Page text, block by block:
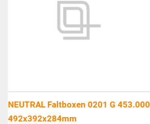
NEUTRAL Faltboxen 0201 G 453.000
492x392x284mm